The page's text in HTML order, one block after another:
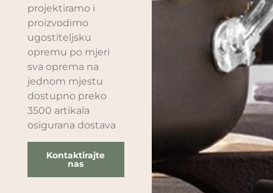
projektiramo i
proizvodimo
ugostiteljsku
opremu po mjeri
sva oprema na
jednom mjestu
dostupno preko
3500 artikala
osigurana dostava
Kontaktirajte
nas